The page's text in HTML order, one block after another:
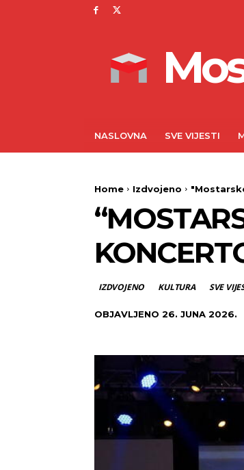
NASLOVNA SVE VIJESTI
Home Izdvojeno
IZDVOJENO KULTURA SVE
OBJAVLJENO 26. JUNA 2026.